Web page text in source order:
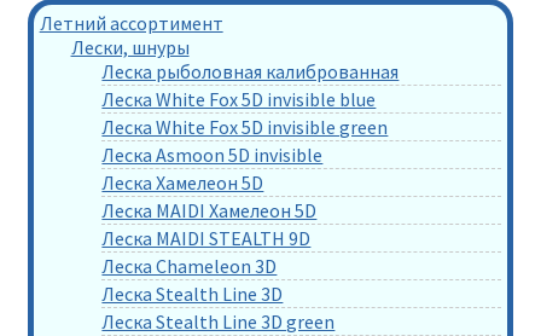
Летний ассортимент
Лески, шнуры
Леска рыболовная калиброванная
Леска White Fox 5D invisible blue
Леска White Fox 5D invisible green
Леска Asmoon 5D invisible
Леска Хамелеон 5D
Леска MAIDI Хамелеон 5D
Леска MAIDI STEALTH 9D
Леска Chameleon 3D
Леска Stealth Line 3D
Леска Stealth Line 3D green